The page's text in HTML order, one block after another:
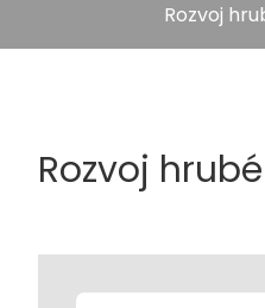
Rozvoj
Rozvoj